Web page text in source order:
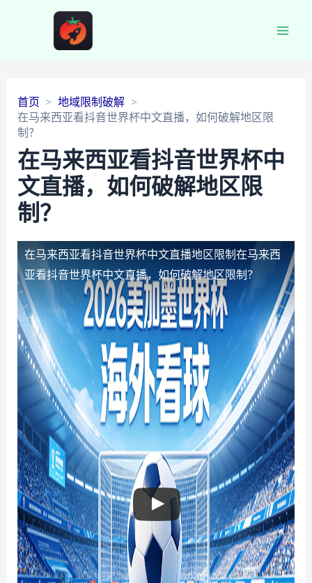
首页
地域限制破解
在马来西亚看抖音世界杯中文直播，如何破解地区限
制？
在马来西亚看抖音世界杯中
文直播，如何破解地区限
制？
在马来西亚看抖音世界杯中文直播地区限制 在马来西
亚看抖音世界杯中文直播，如何破解地区限制？